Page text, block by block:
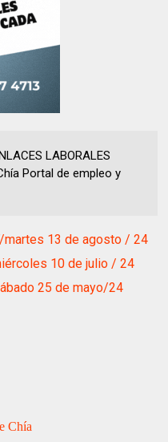
ENLACES LABORALES
Portal de empleo y
//martes 13 de agosto / 24
10 de julio / 24
sábado 25 de mayo/24
Chía